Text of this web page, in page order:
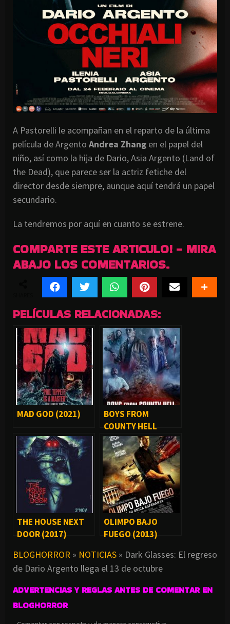
A Pastorelli le acompañan en el reparto de la última
película de Argento Andrea Zhang en el papel del
niño, así como la hija de Dario, Asia Argento (Land of
the Dead), que parece ser la actriz fetiche del
director desde siempre, aunque aquí tendrá un papel
secundario.
La tendremos por aquí en cuanto se estrene.
COMPARTE ESTE ARTICULO! - MIRA
ABAJO LOS COMENTARIOS.
PELÍCULAS RELACIONADAS:
MAD GOD (2021)
BOYS FROM
COUNTY HELL
(2021)
THE HOUSE NEXT
DOOR (2017)
OLIMPO BAJO
FUEGO (2013)
BLOGHORROR » NOTICIAS » Dark Glasses: El regreso
de Dario Argento llega el 13 de octubre
ADVERTENCIAS Y REGLAS ANTES DE COMENTAR EN
BLOGHORROR